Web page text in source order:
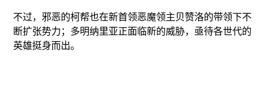
不过，邪恶的柯帮也在新首领恶魔领主贝赞洛的带领下不
断扩张势力；多明纳里亚正面临新的威胁，亟待各世代的
英雄挺身而出。